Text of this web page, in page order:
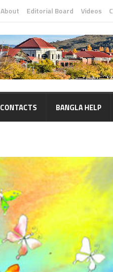
About Editorial Board Videos
CONTACTS BANGLA HELP